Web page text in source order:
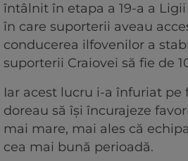
întâlnit în etapa a 19-a a
în care suporterii aveau
conducerea ilfovenilor a
suporterii Craiovei să fie de
Iar acest lucru i-a înfuriat pe
doreau să își încurajeze
mai mare, mai ales că
cea mai bună perioadă.